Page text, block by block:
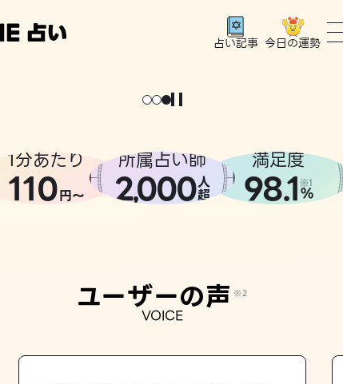
占い記事 今日の運勢
1分あたり
110円〜
所属占い師
2,000人
超
満足度
98.1 ※1
%
ユーザーの声 ※2
VOICE